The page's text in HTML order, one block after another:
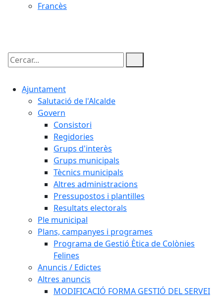
Francès
Cercar:
Ajuntament
Salutació de l'Alcalde
Govern
Consistori
Regidories
Grups d'interès
Grups municipals
Tècnics municipals
Altres administracions
Pressupostos i plantilles
Resultats electorals
Ple municipal
Plans, campanyes i programes
Programa de Gestió Ètica de Colònies
Felines
Anuncis / Edictes
Altres anuncis
MODIFICACIÓ FORMA GESTIÓ DEL SERVEI